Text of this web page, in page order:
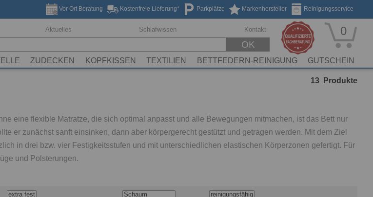
Reinigungsservice
Markenhersteller
Parkplätze
Kostenfreie Lieferung*
Vor Ort Beratung
Aktuelles Schlafwissen Kontakt
OK
0
ZUDECKEN KOPFKISSEN TEXTILIEN BETTFEDERN-REINIGUNG GUTSCHEIN
13 Produkte
eine flexible Matratze, die sich optimal anpasst und alle Bewegungen mitmachen, ist das Bett nur
er zunächst sanft einsinken, dann aber körpergerecht gestützt und getragen werden. Mit dem Ziel
in drei bzw. vier Festigkeitsstufen und mit unterschiedlichen elastischen Körperzonen gefertigt. Für
und Polsterungen.